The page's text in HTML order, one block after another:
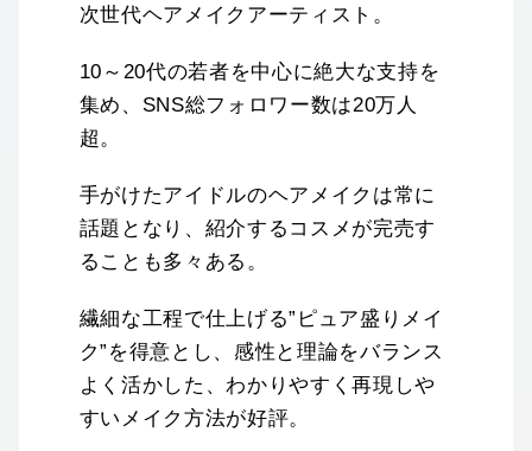
次世代ヘアメイクアーティスト。
10～20代の若者を中心に絶大な支持を
集め、SNS総フォロワー数は20万人
超。
手がけたアイドルのヘアメイクは常に
話題となり、紹介するコスメが完売す
ることも多々ある。
繊細な工程で仕上げる”ピュア盛りメイ
ク”を得意とし、感性と理論をバランス
よく活かした、わかりやすく再現しや
すいメイク方法が好評。